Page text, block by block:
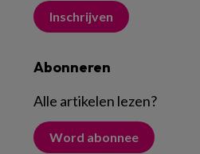
Inschrijven
Abonneren
Alle artikelen lezen?
Word abonnee